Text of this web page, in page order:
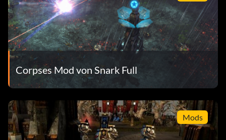
Corpses Mod von Snark Full
Mods